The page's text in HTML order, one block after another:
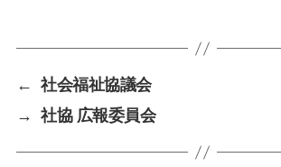
←
社会福祉協議会
→
社協 広報委員会